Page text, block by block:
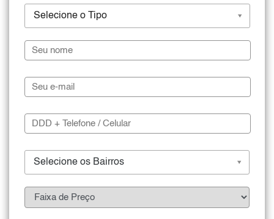
Selecione o Tipo
Selecione os Bairros